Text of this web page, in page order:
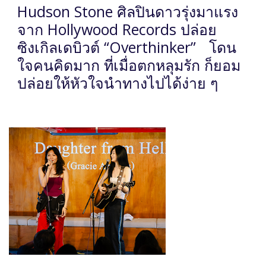
Hudson Stone ศิลปินดาวรุ่งมาแรง
จาก Hollywood Records ปล่อย
ซิงเกิลเดบิวต์ “Overthinker” โดน
ใจคนคิดมาก ที่เมื่อตกหลุมรัก ก็ยอม
ปล่อยให้หัวใจนำทางไปได้ง่าย ๆ